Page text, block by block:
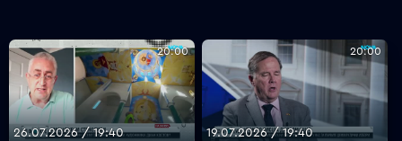
20:00
26.07.2026 / 19:40
20:00
19.07.2026 / 19:40